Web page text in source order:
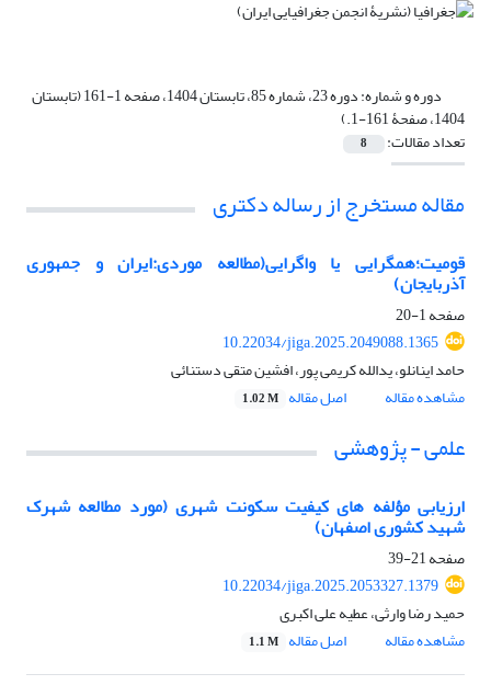
دوره و شماره: دوره 23، شماره 85، تابستان 1404، صفحه 1-161 (تابستان
1404، صفحۀ 161-1.)
تعداد مقالات: 8
مقاله مستخرج از رساله دکتری
قومیت؛همگرایی یا واگرایی(مطالعه موردی:ایران و جمهوری
آذربایجان)
صفحه1-20
10.22034/jiga.2025.2049088.1365
حامد اینانلو، یدالله کریمی پور، افشین متقی دستنائی
مشاهده مقاله
اصل مقاله 1.02 M
علمی - پژوهشی
ارزیابی مؤلفه های کیفیت سکونت شهری (مورد مطالعه شهرک
شهید کشوری اصفهان)
صفحه21-39
10.22034/jiga.2025.2053327.1379
حمید رضا وارثی، عطیه علی اکبری
مشاهده مقاله
اصل مقاله 1.1 M